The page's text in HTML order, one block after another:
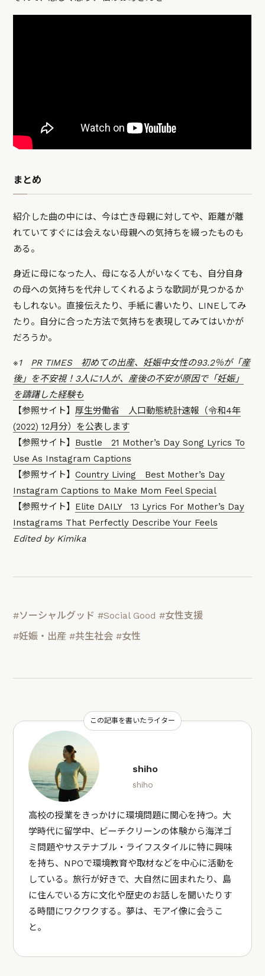
まとめ
紹介した曲の中には、今は亡き母親に対してや、距離が離
れていてすぐには会えない母親への気持ちを綴ったものも
ある。
身近に母になった人、母になる人がいなくても、自分自身
の母への気持ちを代弁してくれるような歌詞が見つかるか
もしれない。直接伝えたり、手紙に書いたり、LINEしてみ
たり。自分に合った方法で気持ちを表現してみてはいかが
だろうか。
※1 PR TIMES 初めての出産、妊娠中女性の93.2％が「産
後」を不安視！3人に1人が、産後の不安が原因で「妊娠」
を躊躇した経験も
【参照サイト】厚生労働省 人口動態統計速報（令和4年
(2022) 12月分）を公表します
【参照サイト】 Bustle 21 Mother’s Day Song Lyrics To
Use As Instagram Captions
【参照サイト】Country Living Best Mother’s Day
Instagram Captions to Make Mom Feel Special
【参照サイト】 Elite DAILY 13 Lyrics For Mother’s Day
Instagrams That Perfectly Describe Your Feels
Edited by Kimika
#ソーシャルグッド #Social Good #女性支援
#妊娠・出産 #共生社会 #女性
この記事を書いたライター
shiho
shiho
高校の授業をきっかけに環境問題に関心を持つ。大
学時代に留学中、ビーチクリーンの体験から海洋ゴ
ミ問題やサステナブル・ライフスタイルに特に興味
を持ち、NPOで環境教育や取材などを中心に活動を
している。旅行が好きで、大自然に囲まれたり、島
に住んでいる方に文化や歴史のお話しを聞いたりす
る時間にワクワクする。夢は、モアイ像に会うこ
と。